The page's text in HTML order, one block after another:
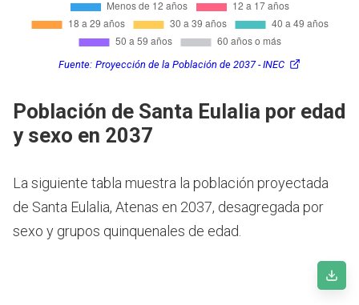
Fuente: Proyección de la Población de 2037 - INEC
Población de Santa Eulalia por edad
y sexo en 2037
La siguiente tabla muestra la población proyectada
de Santa Eulalia, Atenas en 2037, desagregada por
sexo y grupos quinquenales de edad.